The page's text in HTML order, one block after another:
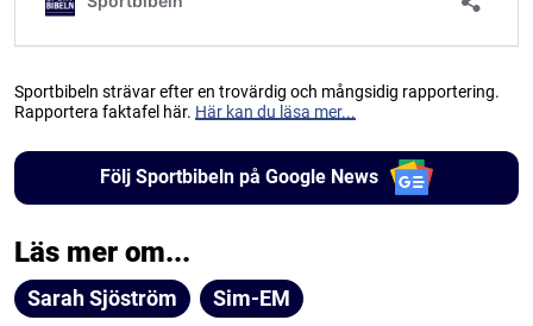
Sportbibeln strävar efter en trovärdig och mångsidig rapportering.
Rapportera faktafel här. Här kan du läsa mer...
Följ Sportbibeln på Google News
Läs mer om...
Sarah Sjöström Sim-EM